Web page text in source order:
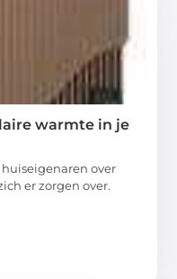
warmte in je
over
er zorgen over.